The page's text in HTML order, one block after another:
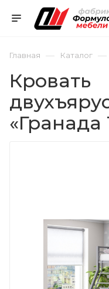
Главная — Каталог —
Кровать
«Гранада